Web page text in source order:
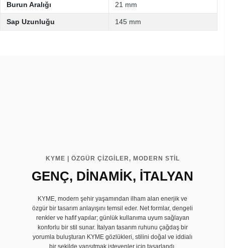
Burun Aralığı 21 mm
Sap Uzunluğu 145 mm
KYME | ÖZGÜR ÇİZGİLER, MODERN STİL
GENÇ, DİNAMİK, İTALYAN
KYME, modern şehir yaşamından ilham alan enerjik ve
özgür bir tasarım anlayışını temsil eder. Net formlar, dengeli
renkler ve hafif yapılar; günlük kullanıma uyum sağlayan
konforlu bir stil sunar. İtalyan tasarım ruhunu çağdaş bir
yorumla buluşturan KYME gözlükleri, stilini doğal ve iddialı
bir şekilde yansıtmak isteyenler için tasarlandı.